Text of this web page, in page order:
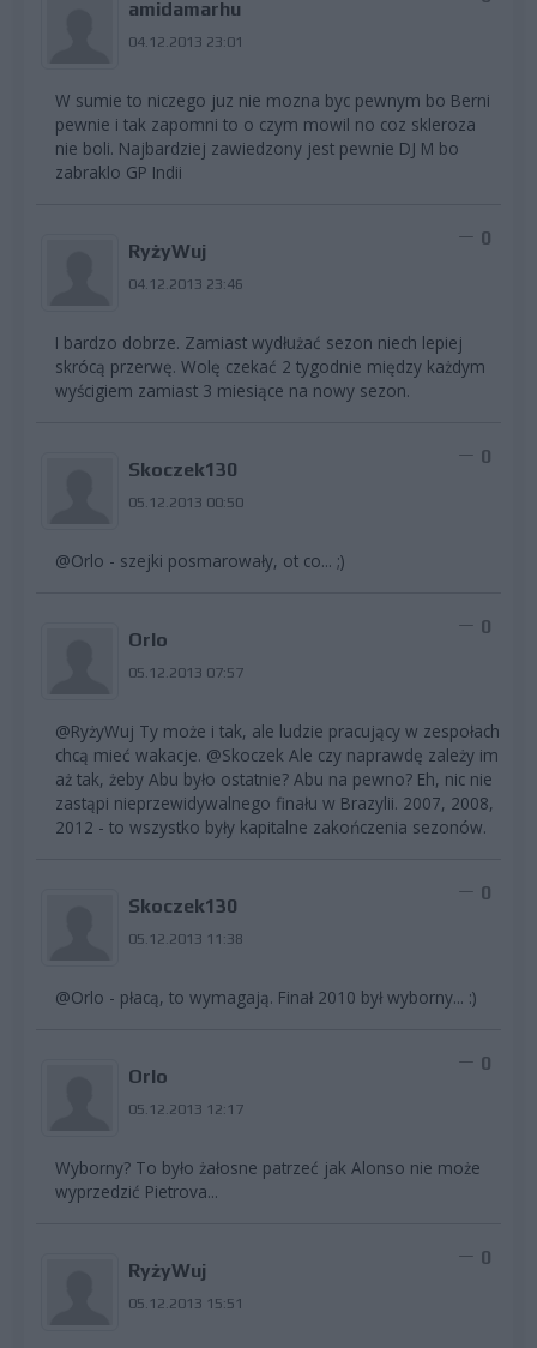
amidamarhu
04.12.2013 23:01
W sumie to niczego juz nie mozna byc pewnym bo Berni
pewnie i tak zapomni to o czym mowil no coz skleroza
nie boli. Najbardziej zawiedzony jest pewnie DJ M bo
zabraklo GP Indii
RyżyWuj
04.12.2013 23:46
0
I bardzo dobrze. Zamiast wydłużać sezon niech lepiej
skrócą przerwę. Wolę czekać 2 tygodnie między każdym
wyścigiem zamiast 3 miesiące na nowy sezon.
Skoczek130
05.12.2013 00:50
0
@Orlo - szejki posmarowały, ot co... ;)
Orlo
05.12.2013 07:57
0
@RyżyWuj Ty może i tak, ale ludzie pracujący w zespołach
chcą mieć wakacje. @Skoczek Ale czy naprawdę zależy im
aż tak, żeby Abu było ostatnie? Abu na pewno? Eh, nic nie
zastąpi nieprzewidywalnego finału w Brazylii. 2007, 2008,
2012 - to wszystko były kapitalne zakończenia sezonów.
Skoczek130
05.12.2013 11:38
0
@Orlo - płacą, to wymagają. Finał 2010 był wyborny... :)
Orlo
05.12.2013 12:17
0
Wyborny? To było żałosne patrzeć jak Alonso nie może
wyprzedzić Pietrova...
RyżyWuj
05.12.2013 15:51
0